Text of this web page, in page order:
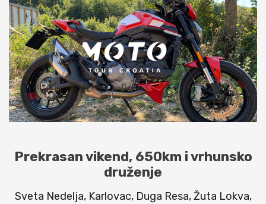
Prekrasan vikend, 650km i vrhunsko
druženje
Sveta Nedelja, Karlovac, Duga Resa, Žuta Lokva,